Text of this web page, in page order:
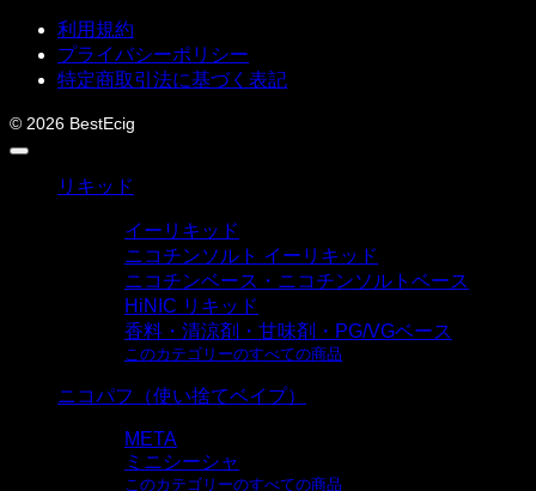
利用規約
プライバシーポリシー
特定商取引法に基づく表記
© 2026 BestEcig
リキッド
イーリキッド
ニコチンソルト イーリキッド
ニコチンベース・ニコチンソルトベース
HiNIC リキッド
香料・清涼剤・甘味剤・PG/VGベース
このカテゴリーのすべての商品
ニコパフ（使い捨てベイプ）
META
ミニシーシャ
このカテゴリーのすべての商品